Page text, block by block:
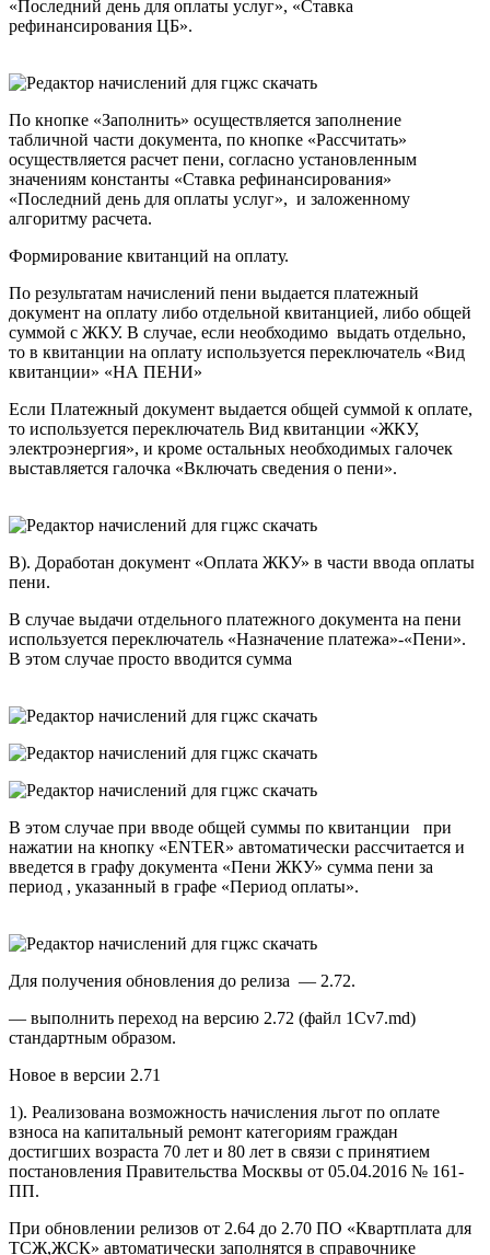
«Последний день для оплаты услуг», «Ставка
рефинансирования ЦБ».
По кнопке «Заполнить» осуществляется заполнение
табличной части документа, по кнопке «Рассчитать»
осуществляется расчет пени, согласно установленным
значениям константы «Ставка рефинансирования»
«Последний день для оплаты услуг», и заложенному
алгоритму расчета.
Формирование квитанций на оплату.
По результатам начислений пени выдается платежный
документ на оплату либо отдельной квитанцией, либо общей
суммой с ЖКУ. В случае, если необходимо выдать отдельно,
то в квитанции на оплату используется переключатель «Вид
квитанции» «НА ПЕНИ»
Если Платежный документ выдается общей суммой к оплате,
то используется переключатель Вид квитанции «ЖКУ,
электроэнергия», и кроме остальных необходимых галочек
выставляется галочка «Включать сведения о пени».
В). Доработан документ «Оплата ЖКУ» в части ввода оплаты
пени.
В случае выдачи отдельного платежного документа на пени
используется переключатель «Назначение платежа»-«Пени».
В этом случае просто вводится сумма
В этом случае при вводе общей суммы по квитанции при
нажатии на кнопку «ENTER» автоматически рассчитается и
введется в графу документа «Пени ЖКУ» сумма пени за
период , указанный в графе «Период оплаты».
Для получения обновления до релиза — 2.72.
— выполнить переход на версию 2.72 (файл 1Cv7.md)
стандартным образом.
Новое в версии 2.71
1). Реализована возможность начисления льгот по оплате
взноса на капитальный ремонт категориям граждан
достигших возраста 70 лет и 80 лет в связи с принятием
постановления Правительства Москвы от 05.04.2016 № 161-
ПП.
При обновлении релизов от 2.64 до 2.70 ПО «Квартплата для
ТСЖ,ЖСК» автоматически заполнятся в справочнике